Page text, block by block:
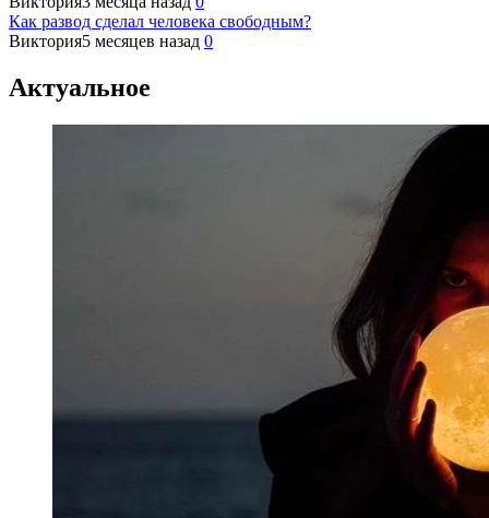
Как развод сделал человека свободным?
Виктория5 месяцев назад 0
Актуальное